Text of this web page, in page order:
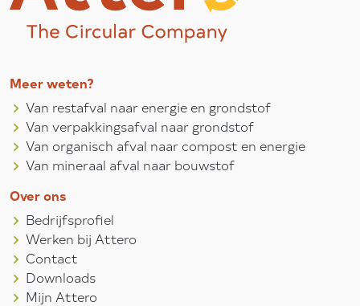
Meer weten?
Van restafval naar energie en grondstof
Van verpakkingsafval naar grondstof
Van organisch afval naar compost en energie
Van mineraal afval naar bouwstof
Over ons
Bedrijfsprofiel
Werken bij Attero
Contact
Downloads
Mijn Attero